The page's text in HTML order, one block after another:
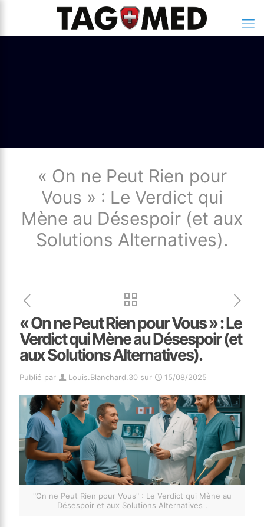
« On ne Peut Rien pour
Vous » : Le Verdict qui
Mène au Désespoir (et aux
Solutions Alternatives).
« On ne Peut Rien pour Vous » : Le
Verdict qui Mène au Désespoir (et
aux Solutions Alternatives).
Publié par Louis.Blanchard.30 sur 15/08/2025
"On ne Peut Rien pour Vous" : Le Verdict qui Mène au
Désespoir et aux Solutions Alternatives .